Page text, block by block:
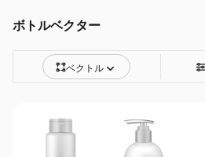
ボトルベクター
ベクトル